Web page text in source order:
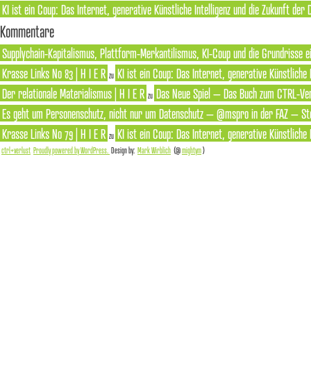
KI ist ein Coup: Das Internet, generative Künstliche Intelligenz und die Zukunft der
Kommentare
Supplychain-Kapitalismus, Plattform-Merkantilismus, KI-Coup und die
Krasse Links No 83 | H I E R zu KI ist ein Coup: Das Internet, generative
Der relationale Materialismus | H I E R zu Das Neue Spiel – Das Buch zum CTRL-
Es geht um Personenschutz, nicht nur um Datenschutz – @mspro in der FAZ –
Krasse Links No 79 | H I E R zu KI ist ein Coup: Das Internet, generative
ctrl+verlust Proudly powered by WordPress. Design by: Mark Wirblich (@mightym)